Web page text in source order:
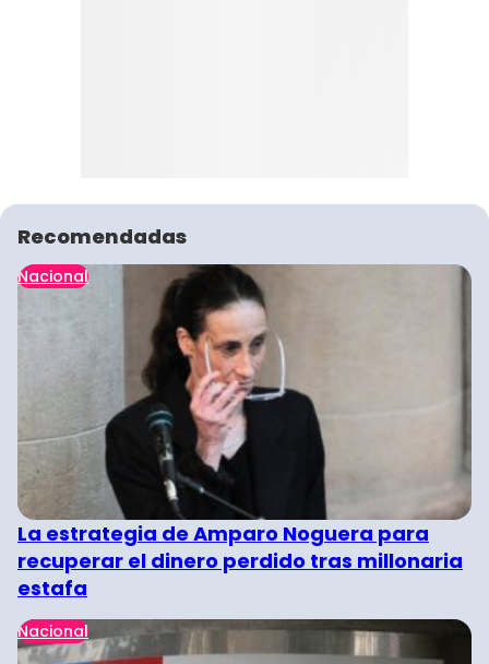
Recomendadas
Nacional
La estrategia de Amparo Noguera para
recuperar el dinero perdido tras millonaria
estafa
Nacional